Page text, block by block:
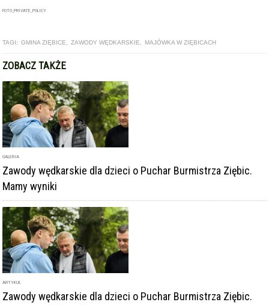
FOTO_PRIVATE_POLICY
TAGI: GMINA ZIĘBICE, ZAWODY WĘDKARSKIE, MAJÓWKA W ZIĘBICACH
ZOBACZ TAKŻE
GALERIA
Zawody wędkarskie dla dzieci o Puchar Burmistrza Ziębic.
Mamy wyniki
ARTYKUŁ
Zawody wędkarskie dla dzieci o Puchar Burmistrza Ziębic.